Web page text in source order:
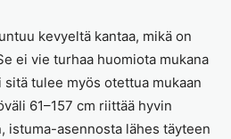
kevyeltä kantaa, mikä on
ei vie turhaa huomiota mukana
tulee myös otettua mukaan
61–157 cm riittää hyvin
istuma-asennosta lähes täyteen